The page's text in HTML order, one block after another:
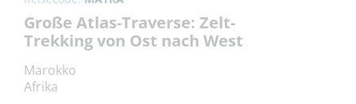
Große Atlas-Traverse: Zelt-
Trekking von Ost nach West
Marokko
Afrika